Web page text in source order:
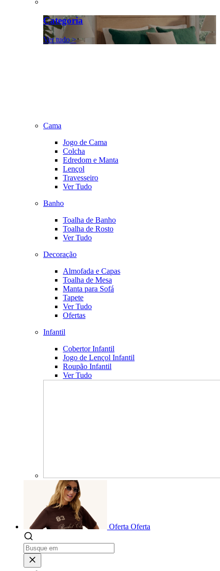
Categoria
Ver tudo >
Cama
Jogo de Cama
Colcha
Edredom e Manta
Lençol
Travesseiro
Ver Tudo
Banho
Toalha de Banho
Toalha de Rosto
Ver Tudo
Decoração
Almofada e Capas
Toalha de Mesa
Manta para Sofá
Tapete
Ver Tudo
Ofertas
Infantil
Cobertor Infantil
Jogo de Lençol Infantil
Roupão Infantil
Ver Tudo
Oferta Oferta